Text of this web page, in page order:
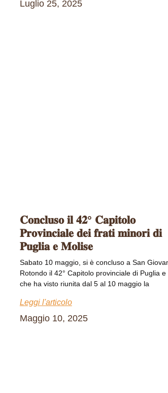
Luglio 25, 2025
𝐂𝐨𝐧𝐜𝐥𝐮𝐬𝐨 𝐢𝐥 𝟒𝟐° 𝐂𝐚𝐩𝐢𝐭𝐨𝐥𝐨
𝐏𝐫𝐨𝐯𝐢𝐧𝐜𝐢𝐚𝐥𝐞 𝐝𝐞𝐢 𝐟𝐫𝐚𝐭𝐢 𝐦𝐢𝐧𝐨𝐫𝐢 𝐝𝐢
𝐏𝐮𝐠𝐥𝐢𝐚 𝐞 𝐌𝐨𝐥𝐢𝐬𝐞
Sabato 10 maggio, si è concluso a San
Rotondo il 42° Capitolo provinciale di Puglia e
che ha visto riunita dal 5 al 10 maggio la
Leggi l'articolo
Maggio 10, 2025